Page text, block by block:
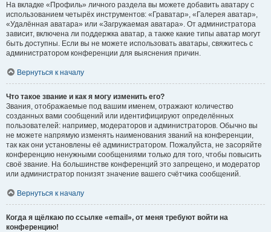
На вкладке «Профиль» личного раздела вы можете добавить аватару с
использованием четырёх инструментов: «Граватар», «Галерея аватар»,
«Удалённая аватара» или «Загружаемая аватара». От администратора
зависит, включена ли поддержка аватар, а также какие типы аватар могут
быть доступны. Если вы не можете использовать аватары, свяжитесь с
администратором конференции для выяснения причин.
Вернуться к началу
Что такое звание и как я могу изменить его?
Звания, отображаемые под вашим именем, отражают количество
созданных вами сообщений или идентифицируют определённых
пользователей: например, модераторов и администраторов. Обычно вы
не можете напрямую изменять наименования званий на конференции,
так как они установлены её администратором. Пожалуйста, не засоряйте
конференцию ненужными сообщениями только для того, чтобы повысить
своё звание. На большинстве конференций это запрещено, и модератор
или администратор понизят значение вашего счётчика сообщений.
Вернуться к началу
Когда я щёлкаю по ссылке «email», от меня требуют войти на
конференцию!